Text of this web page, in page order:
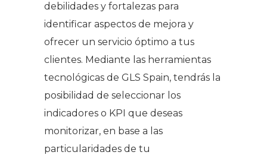
debilidades y fortalezas para
identificar aspectos de mejora y
ofrecer un servicio óptimo a tus
clientes. Mediante las herramientas
tecnológicas de GLS Spain, tendrás la
posibilidad de seleccionar los
indicadores o KPI que deseas
monitorizar, en base a las
particularidades de tu